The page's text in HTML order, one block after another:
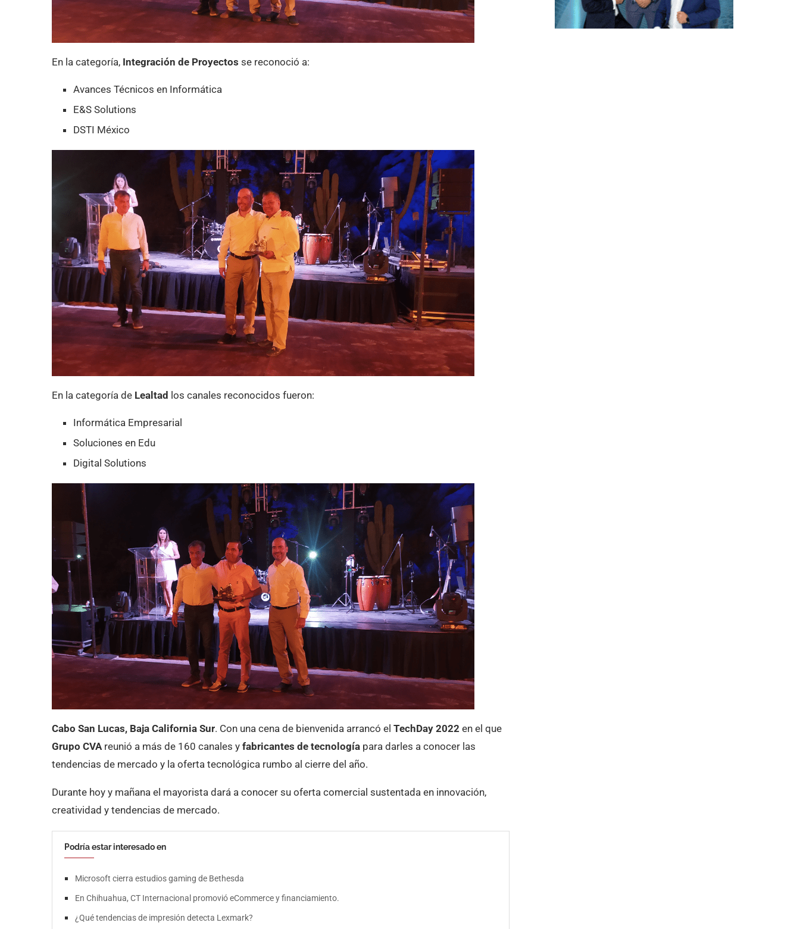
En la categoría, Integración de Proyectos se reconoció a:
Avances Técnicos en Informática
E&S Solutions
DSTI México
En la categoría de Lealtad los canales reconocidos fueron:
Informática Empresarial
Soluciones en Edu
Digital Solutions
Cabo San Lucas, Baja California Sur. Con una cena de bienvenida arrancó el TechDay 2022 en el que
Grupo CVAreunió a más de 160 canales y fabricantes de tecnología para darles a conocer las
tendencias de mercado y la oferta tecnológica rumbo al cierre del año.
Durante hoy y mañana el mayorista dará a conocer su oferta comercial sustentada en innovación,
creatividad y tendencias de mercado.
Podría estar interesado en
Microsoft cierra estudios gaming de Bethesda
En Chihuahua, CT Internacional promovió eCommerce y financiamiento.
¿Qué tendencias de impresión detecta Lexmark?